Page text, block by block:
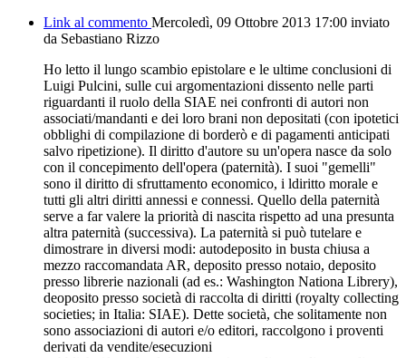
Link al commento Mercoledì, 09 Ottobre 2013 17:00 inviato
da Sebastiano Rizzo
Ho letto il lungo scambio epistolare e le ultime conclusioni di
Luigi Pulcini, sulle cui argomentazioni dissento nelle parti
riguardanti il ruolo della SIAE nei confronti di autori non
associati/mandanti e dei loro brani non depositati (con ipotetici
obblighi di compilazione di borderò e di pagamenti anticipati
salvo ripetizione). Il diritto d'autore su un'opera nasce da solo
con il concepimento dell'opera (paternità). I suoi "gemelli"
sono il diritto di sfruttamento economico, i ldiritto morale e
tutti gli altri diritti annessi e connessi. Quello della paternità
serve a far valere la priorità di nascita rispetto ad una presunta
altra paternità (successiva). La paternità si può tutelare e
dimostrare in diversi modi: autodeposito in busta chiusa a
mezzo raccomandata AR, deposito presso notaio, deposito
presso librerie nazionali (ad es.: Washington Nationa Librery),
deoposito presso società di raccolta di diritti (royalty collecting
societies; in Italia: SIAE). Dette società, che solitamente non
sono associazioni di autori e/o editori, raccolgono i proventi
derivati da vendite/esecuzioni